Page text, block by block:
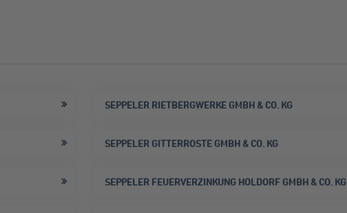
SEPPELER RIETBERGWERKE GMBH & CO. KG
SEPPELER GITTERROSTE GMBH & CO. KG
SEPPELER FEUERVERZINKUNG HOLDORF GMBH & CO. KG